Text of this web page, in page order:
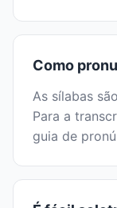
Como
As sílabas
Para a
guia de